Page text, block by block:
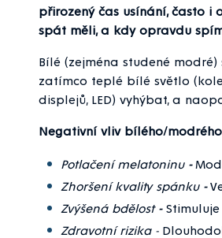
přirozený čas usínání, často i
spát měli, a kdy opravdu
Bílé (zejména studené
zatímco teplé bílé světlo
displejů, LED) vyhýbat, a
Negativní vliv bílého/
Potlačení melatoninu-
Zhoršení kvality spánku-
Zvýšená bdělost-
Zdravotní rizika -